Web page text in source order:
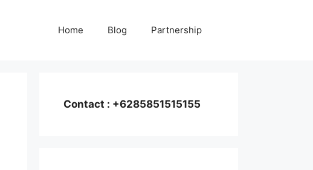
Home Blog Partnership
Contact : +6285851515155